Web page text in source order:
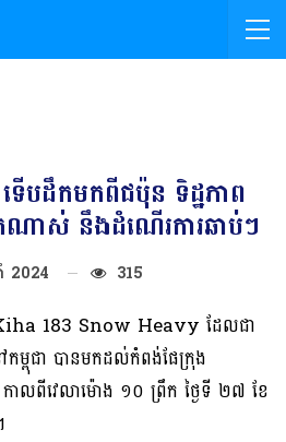
ទើបដឹកមកពីជប៉ុន ទិដ្ឋភាព
ណាស់ នឹងដំណើរការឆាប់ៗ
2024 315
Kiha 183 Snow Heavy ដែលជា
ម្ពុជា បានមកដល់កំពង់ផែក្រុង
ពីវេលាម៉ោង ១០ ព្រឹក ថ្ងៃទី ២៧ ខែ